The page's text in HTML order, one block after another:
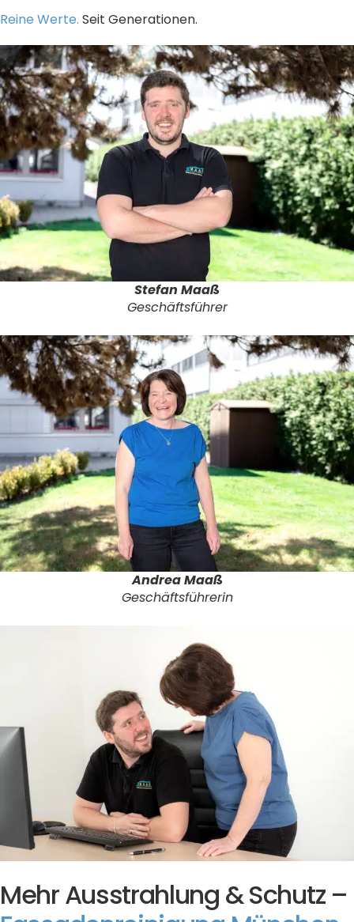
Reine Werte. Seit Generationen.
Stefan Maaß
Geschäftsführer
Andrea Maaß
Geschäftsführerin
Mehr Ausstrahlung & Schutz –